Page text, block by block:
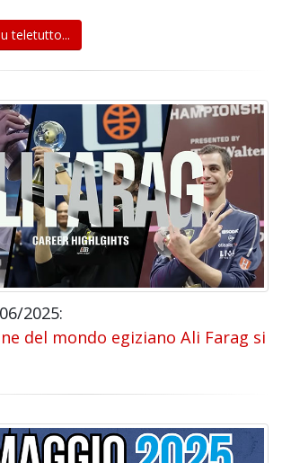
teletutto...
2025:
del mondo egiziano Ali Farag si